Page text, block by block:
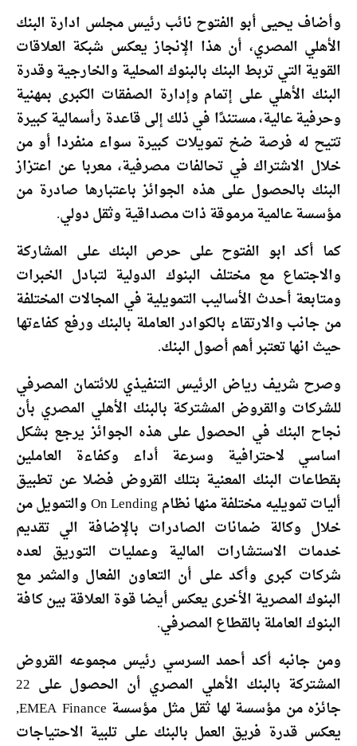
وأضاف يحيى أبو الفتوح نائب رئيس مجلس ادارة البنك
الأهلي المصري، أن هذا الإنجاز يعكس شبكة العلاقات
القوية التي تربط البنك بالبنوك المحلية والخارجية وقدرة
البنك الأهلي على إتمام وإدارة الصفقات الكبرى بمهنية
وحرفية عالية، مستندًا في ذلك إلى قاعدة رأسمالية كبيرة
تتيح له فرصة ضخ تمويلات كبيرة سواء منفردا أو من
خلال الاشتراك في تحالفات مصرفية، معربا عن اعتزاز
البنك بالحصول على هذه الجوائز باعتبارها صادرة من
مؤسسة عالمية مرموقة ذات مصداقية وثقل دولي.
كما أكد ابو الفتوح على حرص البنك على المشاركة
والاجتماع مع مختلف البنوك الدولية لتبادل الخبرات
ومتابعة أحدث الأساليب التمويلية في المجالات المختلفة
من جانب والارتقاء بالكوادر العاملة بالبنك ورفع كفاءتها
حيث انها تعتبر أهم أصول البنك.
وصرح شريف رياض الرئيس التنفيذي للائتمان المصرفي
للشركات والقروض المشتركة بالبنك الأهلي المصري بأن
نجاح البنك في الحصول على هذه الجوائز يرجع بشكل
اساسي لاحترافية وسرعة أداء وكفاءة العاملين
بقطاعات البنك المعنية بتلك القروض فضلا عن تطبيق
أليات تمويليه مختلفة منها نظام On Lending والتمويل من
خلال وكالة ضمانات الصادرات بالإضافة الي تقديم
خدمات الاستشارات المالية وعمليات التوريق لعده
شركات كبرى وأكد على أن التعاون الفعال والمثمر مع
البنوك المصرية الأخرى يعكس أيضا قوة العلاقة بين كافة
البنوك العاملة بالقطاع المصرفي.
ومن جانبه أكد أحمد السرسي رئيس مجموعه القروض
المشتركة بالبنك الأهلي المصري أن الحصول على 22
جائزه من مؤسسة لها ثقل مثل مؤسسة EMEA Finance,
يعكس قدرة فريق العمل بالبنك على تلبية الاحتياجات